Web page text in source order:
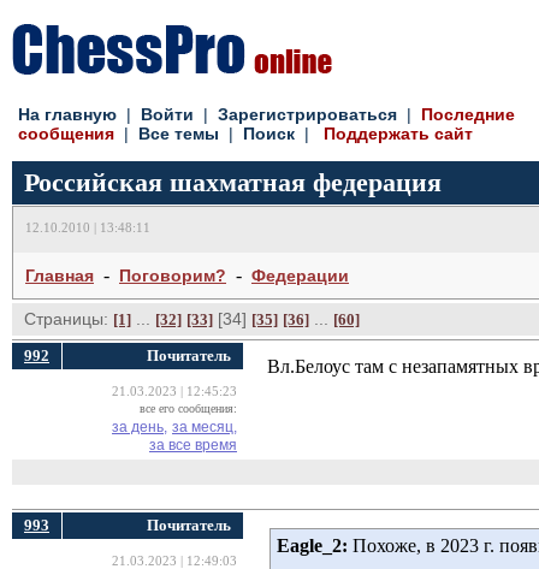
На главную | Войти | Зарегистрироваться | Последние
сообщения | Все темы | Поиск | Поддержать сайт
Российская шахматная федерация
12.10.2010 | 13:48:11
Главная - Поговорим? - Федерации
Страницы: [1] [32] [33] [34] [35] [36]
[60]
992
Почитатель
21.03.2023 | 12:45:23
все его сообщения:
за день, за месяц,
за все время
Вл.Белоус там с незапамятных
993 Почитатель
21.03.2023 | 12:49:03
Eagle_2: Похоже, в 2023 г.